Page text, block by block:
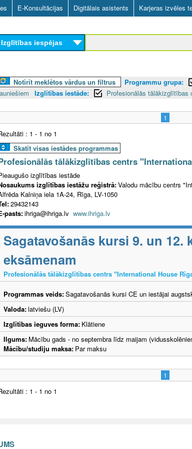
Skip
to
main
content
E-Konsultācijas Digitālais asistents Karjeras izvēles
Izglītības iespējas
Notīrīt meklētos vārdus un filtrus Programmu grupa:
Izglītības iestāde: Profesionālās tālākizglītības
1
: 1 - 1 no 1
Skatīt visas iestādes programmas
tālākizglītības centrs
izglītības iestāde
izglītības iestāžu reģistrā:Valodu mācību centrs
Kalniņa iela 1A-24, Rīga, LV-1050
29432143
pasts:ihriga@ihriga.lv www.ihriga.lv
Sagatavošanās kursi 9. un 12.
eksāmenam
Profesionālās tālākizglītības centrs "International House
Programmas veids:Sagatavošanās kursi CE un iestājai
Valoda:latviešu (LV)
Izglītības ieguves forma: Klātiene
Ilgums: Mācību gads - no septembra līdz maijam
Mācību/studiju maksa: Par maksu
1
: 1 - 1 no 1